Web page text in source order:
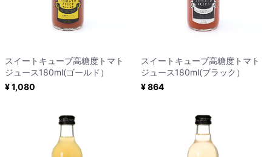
スイートキューブ高糖度トマト
ジュース180ml(ゴールド）
¥ 1,080
スイートキューブ高糖度トマト
ジュース180ml(ブラック）
¥ 864